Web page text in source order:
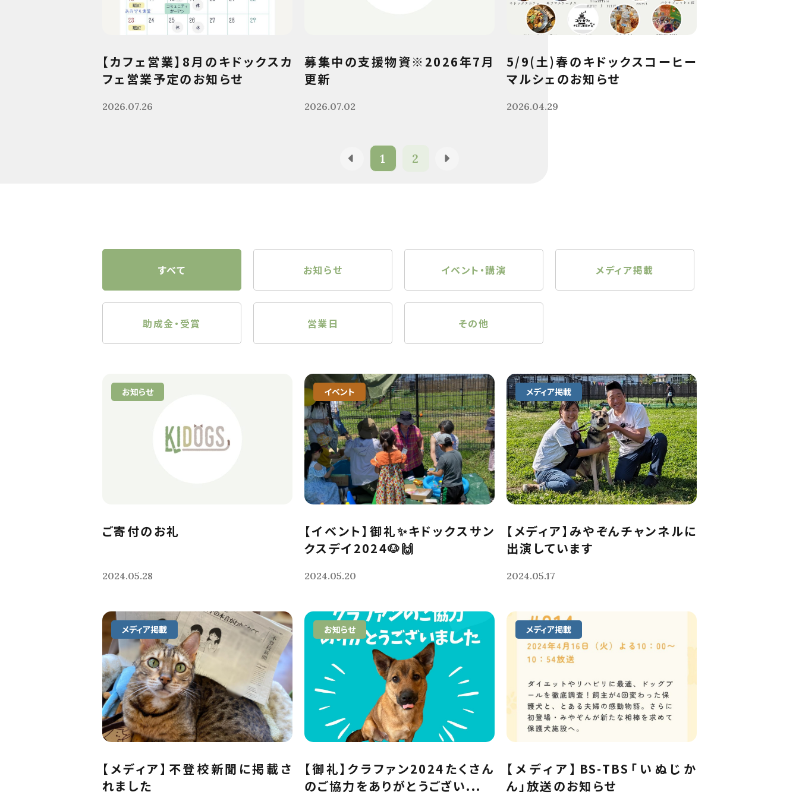
【カフェ営業】8月のキドックスカ
フェ営業予定のお知らせ
2026.07.26
募集中の支援物資※2026年7月
更新
2026.07.02
5/9(土)春のキドックスコーヒー
マルシェのお知らせ
2026.04.29
1 2
すべて お知らせ イベント・講演 メディア掲載
助成金・受賞 営業日 その他
お知らせ
ご寄付のお礼
2024.05.28
イベント
【イベント】御礼✨キドックスサン
クスデイ2024🐶🙌
2024.05.20
メディア掲載
【メディア】みやぞんチャンネルに
出演しています
2024.05.17
メディア掲載
【メディア】不登校新聞に掲載さ
れました
お知らせ
【御礼】クラファン2024たくさん
のご協力をありがとうござい...
メディア掲載
【メディア】BS-TBS「いぬじか
ん」放送のお知らせ